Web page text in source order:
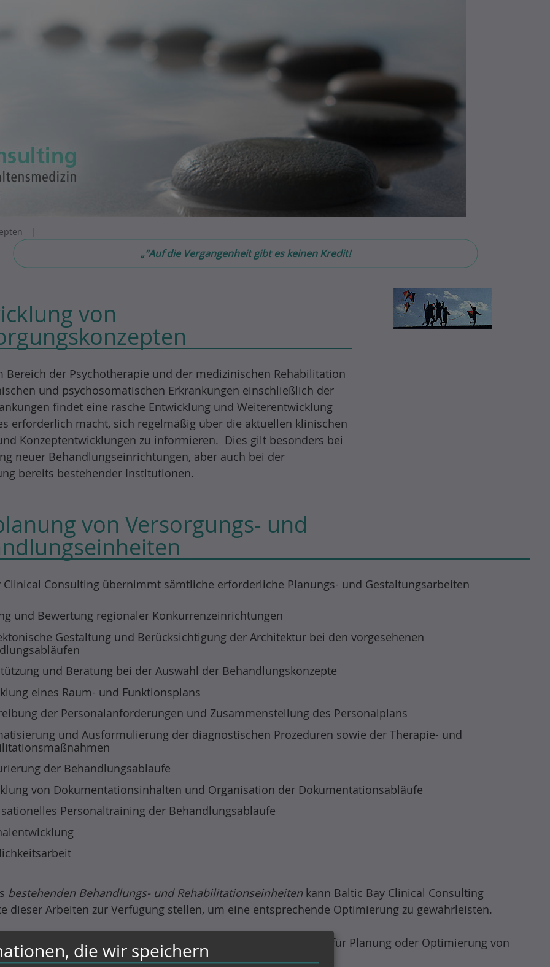
„”Auf die Vergangenheit gibt es keinen Kredit!
von
Bereich der Psychotherapie und der medizinischen Rehabilitation
und psychosomatischen Erkrankungen einschließlich der
findet eine rasche Entwicklung und Weiterentwicklung
erforderlich macht, sich regelmäßig über die aktuellen klinischen
Konzeptentwicklungen zu informieren. Dies gilt besonders bei
neuer Behandlungseinrichtungen, aber auch bei der
bereits bestehender Institutionen.
von Versorgungs- und
Clinical Consulting übernimmt sämtliche erforderliche Planungs- und Gestaltungsarbeiten
und Bewertung regionaler Konkurrenzeinrichtungen
Gestaltung und Berücksichtigung der Architektur bei den vorgesehenen
und Beratung bei der Auswahl der Behandlungskonzepte
eines Raum- und Funktionsplans
der Personalanforderungen und Zusammenstellung des Personalplans
und Ausformulierung der diagnostischen Prozeduren sowie der Therapie- und
der Behandlungsabläufe
von Dokumentationsinhalten und Organisation der Dokumentationsabläufe
Personaltraining der Behandlungsabläufe
bestehenden Behandlungs- und Rehabilitationseinheitenkann Baltic Bay Clinical Consulting
dieser Arbeiten zur Verfügung stellen, um eine entsprechende Optimierung zu gewährleisten.
gilt sowohl für stationäre Behandlungskonzepte
sowie für Planung oder Optimierung von
und tagesklinischen Behandlungseinheiten.
die wir speichern